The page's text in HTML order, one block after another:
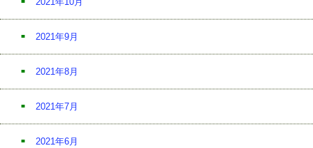
2021年9月
2021年8月
2021年7月
2021年6月